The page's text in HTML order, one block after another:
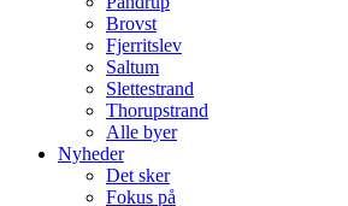
Brovst
Fjerritslev
Saltum
Slettestrand
Thorupstrand
Alle byer
Nyheder
Det sker
Fokus på